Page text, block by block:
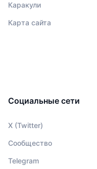
Каракули
Карта сайта
Социальные сети
X (Twitter)
Сообщество
Telegram